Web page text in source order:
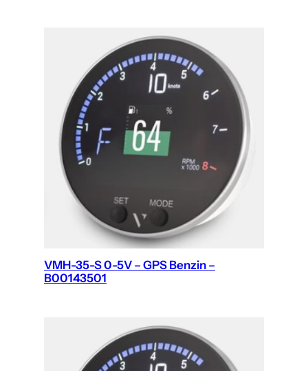
VMH-35-S 0-5V – GPS Benzin –
B00143501